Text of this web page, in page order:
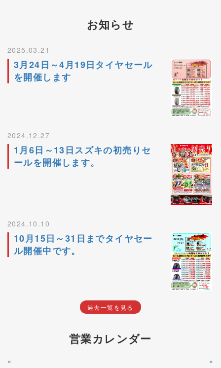
お知らせ
2025.03.21
3月24日～4月19日タイヤセール
を開催します
2024.12.27
1月6日～13日スズキの初売りセ
ールを開催します。
2024.10.10
10月15日～31日までタイヤセー
ル開催中です。
過去一覧を見る
営業カレンダー
«
»